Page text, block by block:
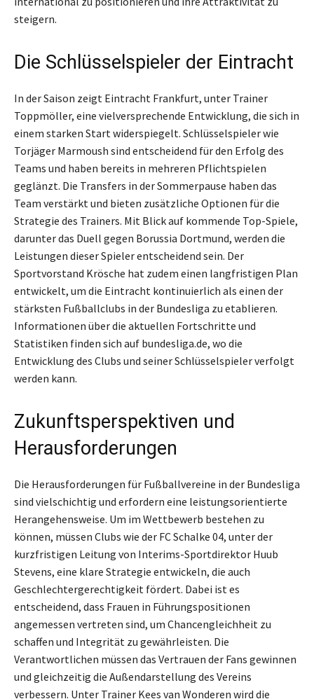
steigern.
Die Schlüsselspieler der Eintracht
In der Saison zeigt Eintracht Frankfurt, unter Trainer
Toppmöller, eine vielversprechende Entwicklung, die sich in
einem starken Start widerspiegelt. Schlüsselspieler wie
Torjäger Marmoush sind entscheidend für den Erfolg des
Teams und haben bereits in mehreren Pflichtspielen
geglänzt. Die Transfers in der Sommerpause haben das
Team verstärkt und bieten zusätzliche Optionen für die
Strategie des Trainers. Mit Blick auf kommende Top-Spiele,
darunter das Duell gegen Borussia Dortmund, werden die
Leistungen dieser Spieler entscheidend sein. Der
Sportvorstand Krösche hat zudem einen langfristigen Plan
entwickelt, um die Eintracht kontinuierlich als einen der
stärksten Fußballclubs in der Bundesliga zu etablieren.
Informationen über die aktuellen Fortschritte und
Statistiken finden sich auf bundesliga.de, wo die
Entwicklung des Clubs und seiner Schlüsselspieler verfolgt
werden kann.
Zukunftsperspektiven und
Herausforderungen
Die Herausforderungen für Fußballvereine in der Bundesliga
sind vielschichtig und erfordern eine leistungsorientierte
Herangehensweise. Um im Wettbewerb bestehen zu
können, müssen Clubs wie der FC Schalke 04, unter der
kurzfristigen Leitung von Interims-Sportdirektor Huub
Stevens, eine klare Strategie entwickeln, die auch
Geschlechtergerechtigkeit fördert. Dabei ist es
entscheidend, dass Frauen in Führungspositionen
angemessen vertreten sind, um Chancengleichheit zu
schaffen und Integrität zu gewährleisten. Die
Verantwortlichen müssen das Vertrauen der Fans gewinnen
und gleichzeitig die Außendarstellung des Vereins
verbessern. Unter Trainer Kees van Wonderen wird die